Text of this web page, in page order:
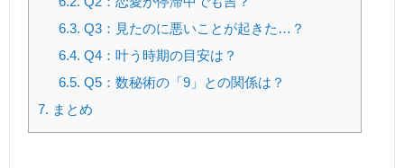
6.3. Q3：見たのに悪いことが起きた…？
6.4. Q4：叶う時期の目安は？
6.5. Q5：数秘術の「9」との関係は？
7. まとめ